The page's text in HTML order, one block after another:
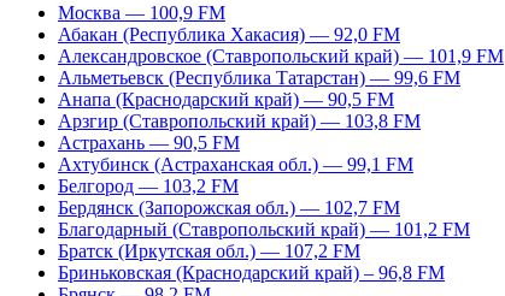
Москва — 100,9 FM
Абакан (Республика Хакасия) — 92,0 FM
Александровское (Ставропольский край) — 101,9 FM
Альметьевск (Республика Татарстан) — 99,6 FM
Анапа (Краснодарский край) — 90,5 FM
Арзгир (Ставропольский край) — 103,8 FM
Астрахань — 90,5 FM
Ахтубинск (Астраханская обл.) — 99,1 FM
Белгород — 103,2 FM
Бердянск (Запорожская обл.) — 102,7 FM
Благодарный (Ставропольский край) — 101,2 FM
Братск (Иркутская обл.) — 107,2 FM
Бриньковская (Краснодарский край) – 96,8 FM